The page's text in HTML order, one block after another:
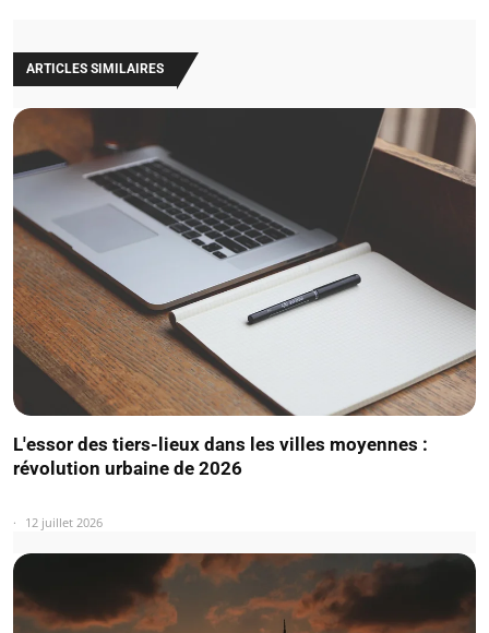
ARTICLES SIMILAIRES
L'essor des tiers-lieux dans les villes moyennes :
révolution urbaine de 2026
12 juillet 2026